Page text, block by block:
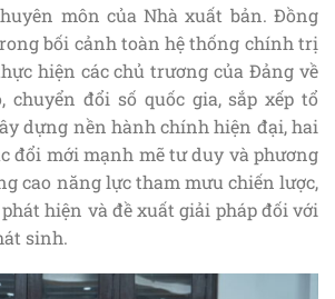
môn của Nhà xuất bản. Đồng
bối cảnh toàn hệ thống chính trị
hiện các chủ trương của Đảng về
chuyển đổi số quốc gia, sắp xếp tổ
dựng nền hành chính hiện đại, hai
đổi mới mạnh mẽ tư duy và phương
cao năng lực tham mưu chiến lược,
hiện và đề xuất giải pháp đối với
sinh.